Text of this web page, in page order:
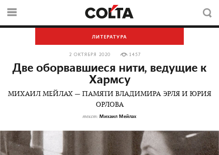
ЛИТЕРАТУРА
2 ОКТЯБРЯ 2020 1457
Две оборвавшиеся нити, ведущие к
Хармсу
МИХАИЛ МЕЙЛАХ — ПАМЯТИ ВЛАДИМИРА ЭРЛЯ И ЮРИЯ
ОРЛОВА
текст: Михаил Мейлах